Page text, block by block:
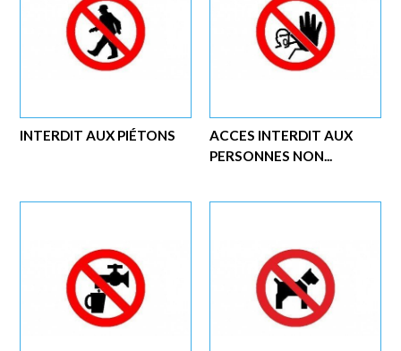
ACCES INTERDIT AUX
PERSONNES NON...
INTERDIT AUX PIÉTONS